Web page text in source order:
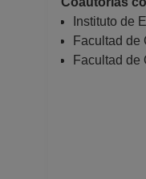
Instituto de
Facultad de
Facultad de